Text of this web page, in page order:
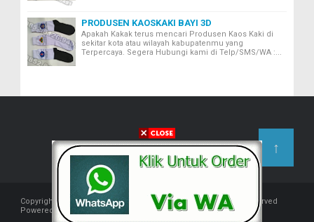
PRODUSEN KAOSKAKI BAYI 3D
Apakah Kakak terus mencari Produsen Kaos Kaki di
sekitar kota atau wilayah kabupatenmu yang
Terpercaya. Segera Hubungi kami di Telp/SMS/WA :...
↑
Copyright © 2018 -Produsen Kaos Kaki Indonesia- All rights reserved
Powered by
KaosKaki.co.id